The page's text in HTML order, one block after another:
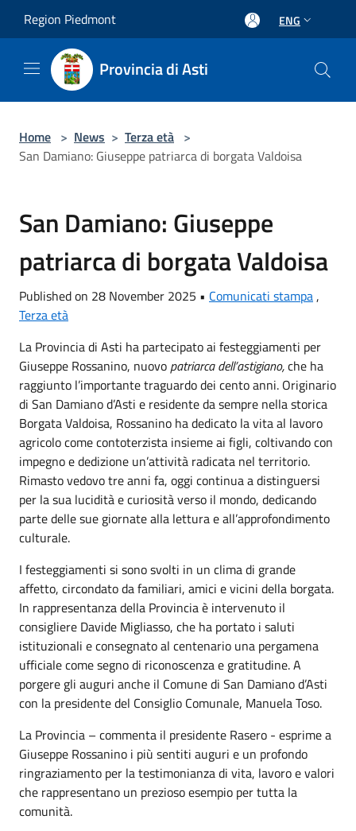
Region Piedmont ENG
Provincia di Asti
Home > News > Terza età >
San Damiano: Giuseppe patriarca di borgata Valdoisa
San Damiano: Giuseppe
patriarca di borgata Valdoisa
Published on 28 November 2025 • Comunicati stampa ,
Terza età
La Provincia di Asti ha partecipato ai festeggiamenti per
Giuseppe Rossanino, nuovo patriarca dell’astigiano,che ha
raggiunto l’importante traguardo dei cento anni. Originario
di San Damiano d’Asti e residente da sempre nella storica
Borgata Valdoisa, Rossanino ha dedicato la vita al lavoro
agricolo come contoterzista insieme ai figli, coltivando con
impegno e dedizione un’attività radicata nel territorio.
Rimasto vedovo tre anni fa, oggi continua a distinguersi
per la sua lucidità e curiosità verso il mondo, dedicando
parte delle sue giornate alla lettura e all’approfondimento
culturale.
I festeggiamenti si sono svolti in un clima di grande
affetto, circondato da familiari, amici e vicini della borgata.
In rappresentanza della Provincia è intervenuto il
consigliere Davide Migliasso, che ha portato i saluti
istituzionali e consegnato al centenario una pergamena
ufficiale come segno di riconoscenza e gratitudine. A
porgere gli auguri anche il Comune di San Damiano d’Asti
con la presidente del Consiglio Comunale, Manuela Toso.
La Provincia – commenta il presidente Rasero - esprime a
Giuseppe Rossanino i più sentiti auguri e un profondo
ringraziamento per la testimonianza di vita, lavoro e valori
che rappresentano un prezioso esempio per tutta la
comunità.